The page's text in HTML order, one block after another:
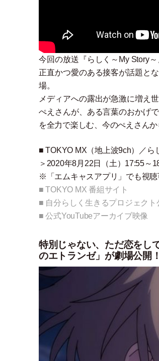
今回の放送『らしく～My Story
正直かつ愛のある接客が話題と
場。
メディアへの露出が急激に増え
ぺえさんが、ある言葉のおかげで
を全力で楽しむ、今のぺえさんか
■ TOKYO MX （地上波9ch）
／ら
＞2020年8月22日
（土 ） 17:55～
※
「 エムキャスアプリ 」 でも視
■ TOKYO MX 番組サイト
■ 自分らしく生きるプロジェクト
■ 公式YouTubeアーカイブ映像
特別じゃない、ただ恋をし
のエトランゼ」が劇場公開！